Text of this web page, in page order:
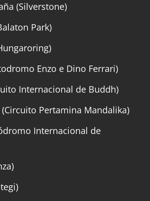
(Silverstone)
Park)
Enzo e Dino Ferrari)
Internacional de Buddh)
Pertamina Mandalika)
Internacional de